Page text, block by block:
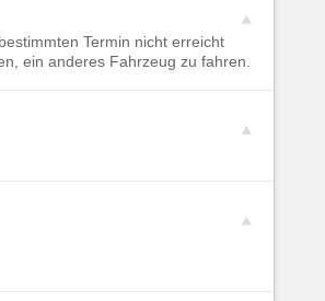
Termin nicht erreicht
ein anderes Fahrzeug zu fahren.